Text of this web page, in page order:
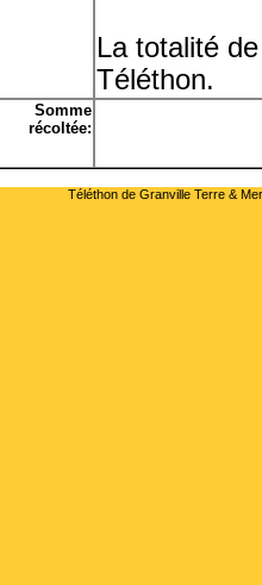
La totalité
Téléthon.
Somme
récoltée:
Téléthon de Granville Terre &